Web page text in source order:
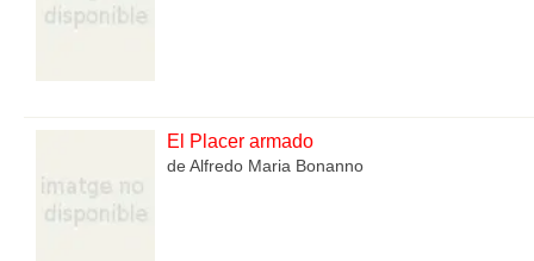
El Placer armado
de Alfredo Maria Bonanno